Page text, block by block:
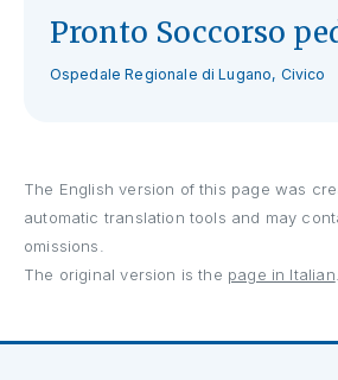
Pronto Soccorso
Ospedale Regionale di Lugano, Civico
The English version of this page was
automatic translation tools and may
omissions.
The original version is the page in Italian